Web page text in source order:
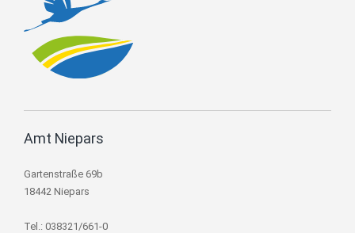
Amt Niepars
Gartenstraße 69b
18442 Niepars
Tel.: 038321/661-0